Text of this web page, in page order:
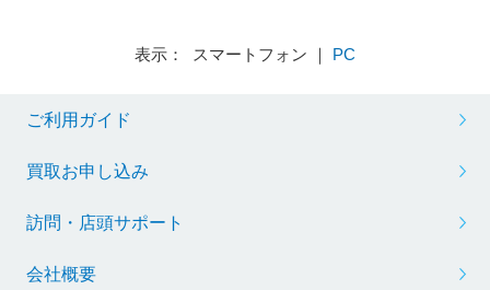
表示： スマートフォン ｜ PC
ご利用ガイド
買取お申し込み
訪問・店頭サポート
会社概要